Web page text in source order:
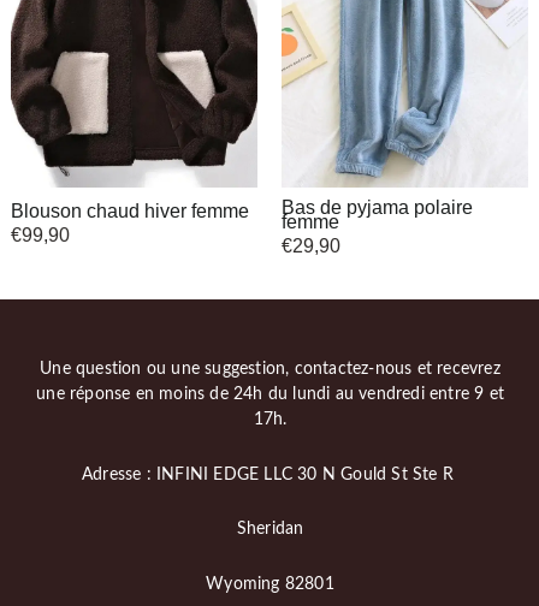
Blouson chaud hiver femme
€99,90
Bas de pyjama polaire
femme
€29,90
Une question ou une suggestion, contactez-nous et recevrez
une réponse en moins de 24h du lundi au vendredi entre 9 et
17h.
Adresse : INFINI EDGE LLC 30 N Gould St Ste R
Sheridan
Wyoming 82801